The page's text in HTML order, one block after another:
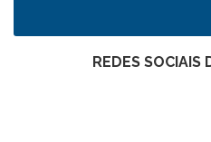
REDES SOCIAIS